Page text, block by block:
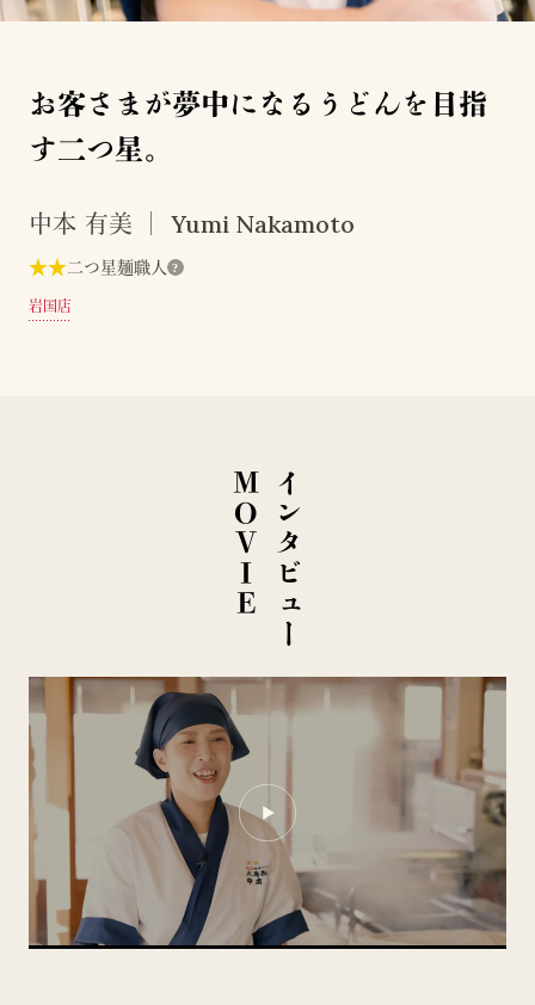
お客さまが夢中になるうどんを目指
す二つ星。
中本 有美 Yumi Nakamoto
★★二つ星麺職人 ?
岩国店
イ
ン
タ
ビ
ュ
ー
M
O
V
I
E